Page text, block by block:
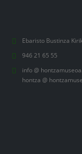
Ebaristo Bustinza
946 21 65 55
info @
hontza @